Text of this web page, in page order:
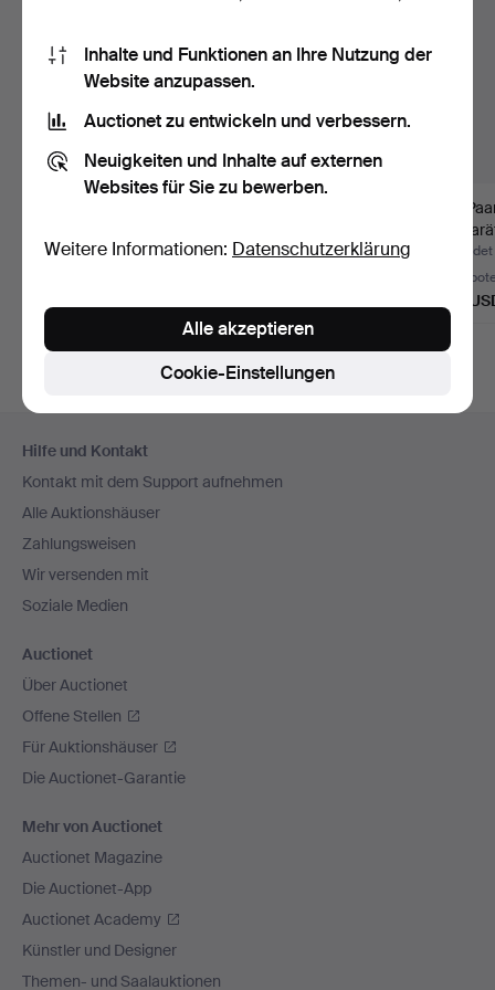
Karat …
Beendet 11. Jul 2026
Beendet 14. Jun 2026
Ein
14-
9
109
Navigation
Hilfe und Kontakt
Kontakt mit dem Support aufnehmen
Alle Auktionshäuser
Zahlungsweisen
Wir versenden mit
Soziale Medien
Auctionet
Über Auctionet
Offene Stellen
Für Auktionshäuser
Die Auctionet-Garantie
Mehr von Auctionet
Auctionet Magazine
Die Auctionet-App
Auctionet Academy
Künstler und Designer
Themen- und Saalauktionen
Inhalte und Funktionen an Ihre Nutzung der
Website anzupassen.
Auctionet zu entwickeln und verbessern.
Neuigkeiten und Inhalte auf externen
Websites für Sie zu bewerben.
Weitere Informationen: Datenschutzerklärung
Cookie-Einstellungen
Alle akzeptieren